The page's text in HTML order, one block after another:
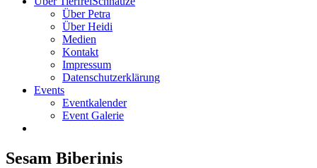
Über Petra
Über Heidi
Medien
Kontakt
Impressum
Datenschutzerklärung
Events
Eventkalender
Event Galerie
Sesam Biberinis